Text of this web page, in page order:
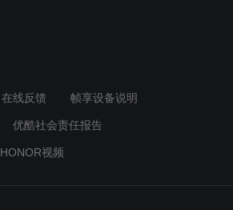
在线反馈 帧享设备说明
优酷社会责任报告
HONOR视频